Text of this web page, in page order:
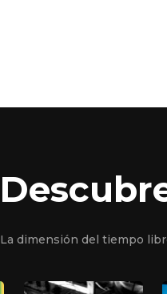
La dimensión del tiempo